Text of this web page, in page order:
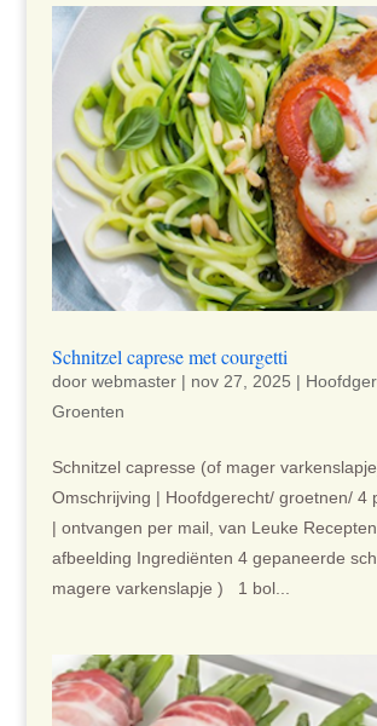
Schnitzel caprese met courgetti
door webmaster| nov 27, 2025 |
Groenten
Schnitzel capresse (of mager
Omschrijving | Hoofdgerecht/ groetnen/ 4
| ontvangen per mail, van Leuke
afbeelding Ingrediënten 4 gepaneerde
magere varkenslapje ) 1 bol...